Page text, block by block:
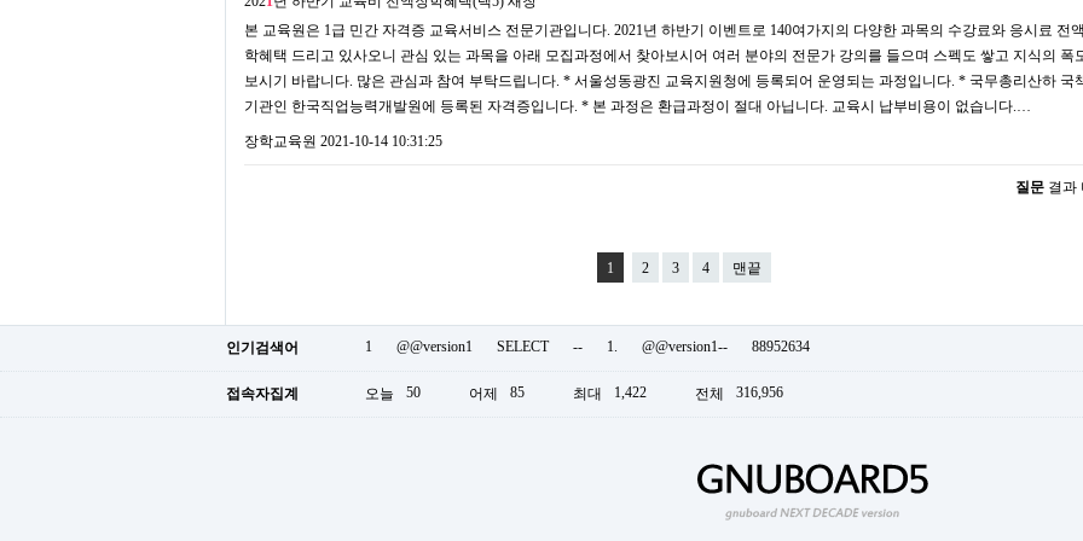
본 교육원은 1급 민간 자격증 교육서비스 전문기관입니다. 2021년 하반기 이벤트로 140여가지의 다양한 과목의 수강료와 응시료 전
학혜택 드리고 있사오니 관심 있는 과목을 아래 모집과정에서 찾아보시어 여러 분야의 전문가 강의를 들으며 스펙도 쌓고 지식의 폭
보시기 바랍니다. 많은 관심과 참여 부탁드립니다. * 서울성동광진 교육지원청에 등록되어 운영되는 과정입니다. * 국무총리산하 국
기관인 한국직업능력개발원에 등록된 자격증입니다. * 본 과정은 환급과정이 절대 아닙니다. 교육시 납부비용이 없습니다.…
장학교육원 2021-10-14 10:31:25
질문 결과
1 2 3 4 맨끝
인기검색어 1 @@version1 SELECT -- 1. @@version1-- 88952634
접속자집계 오늘 50 어제 85 최대 1,422 전체 316,956